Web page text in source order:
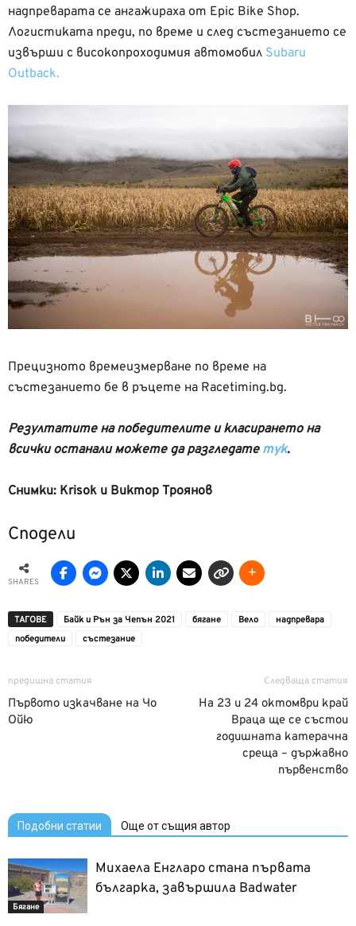
надпреварата се ангажираха от Epic Bike Shop.
Логистиката преди, по време и след състезанието се
извърши с високопроходимия автомобил Subaru
Outback.
Прецизното времеизмерване по време на
състезанието бе в ръцете на Racetiming.bg.
Резултатите на победителите и класирането на
всички останали можете да разгледате тук.
Снимки: Krisok и Виктор Троянов
Сподели
SHARES
ТАГОВЕ Байк и Рън за Чепън 2021 бягане Вело
надпревара
победители
състезание
предишна статия
Първото изкачване на Чо
Ойю
Следваща статия
На 23 и 24 октомври край
Враца ще се състои
годишната катерачна
среща – държавно
първенство
Подобни статии Още от същия автор
Бягане
Михаела Енгларо стана първата
българка, завършила Badwater